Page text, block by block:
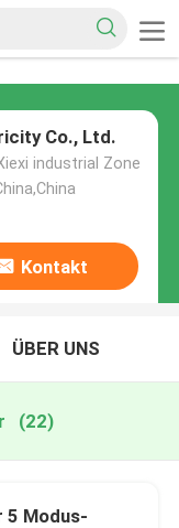
Co., Ltd.
industrial Zone
Kontakt
ÜBER UNS
(22)
5 Modus-